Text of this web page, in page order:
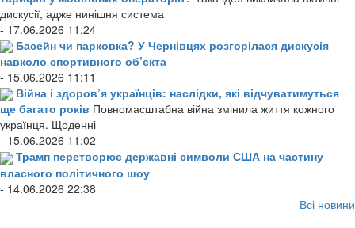
дискусії, адже нинішня система
- 17.06.2026 11:24
Басейн чи парковка? У Чернівцях розгорілася дискусія
навколо спортивного об’єкта
- 15.06.2026 11:11
Війна і здоров’я українців: наслідки, які відчуватимуться
ще багато років Повномасштабна війна змінила життя кожного
українця. Щоденні
- 15.06.2026 11:02
Трамп перетворює державні символи США на частину
власного політичного шоу
- 14.06.2026 22:38
Всі новини